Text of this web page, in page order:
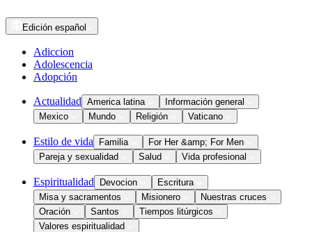
Edición español
Adiccion
Adolescencia
Adopción
Actualidad America latina
Información general
Mexico
Mundo Religión Vaticano
Estilo de vida Familia
For Her &amp; For Men
Pareja y sexualidad
Salud Vida profesional
Espiritualidad Devocion
Escritura
Misa y sacramentos
Misionero
Nuestras cruces
Oración
Santos
Tiempos litúrgicos
Valores espiritualidad